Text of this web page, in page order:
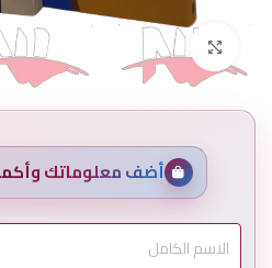
Click to enlarge
أضف معلوماتك